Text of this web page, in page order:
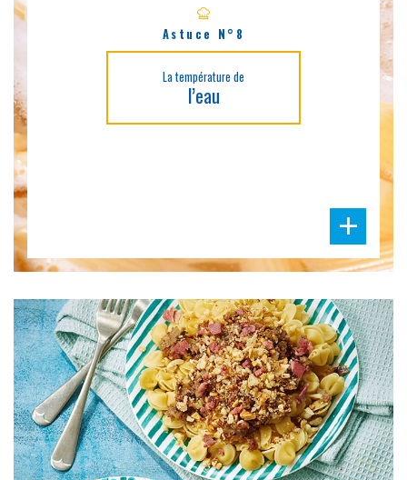
Astuce N°8
La température de
l’eau
DIFFICULTÉ